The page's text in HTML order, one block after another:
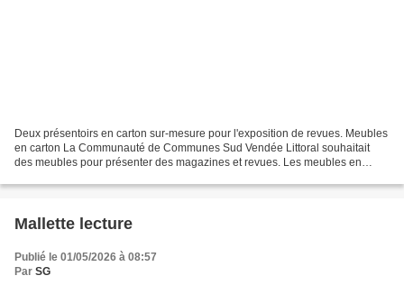
Deux présentoirs en carton sur-mesure pour l'exposition de revues. Meubles
en carton La Communauté de Communes Sud Vendée Littoral souhaitait
des meubles pour présenter des magazines et revues. Les meubles en
Mallette lecture
Publié le 01/05/2026 à 08:57
Par SG